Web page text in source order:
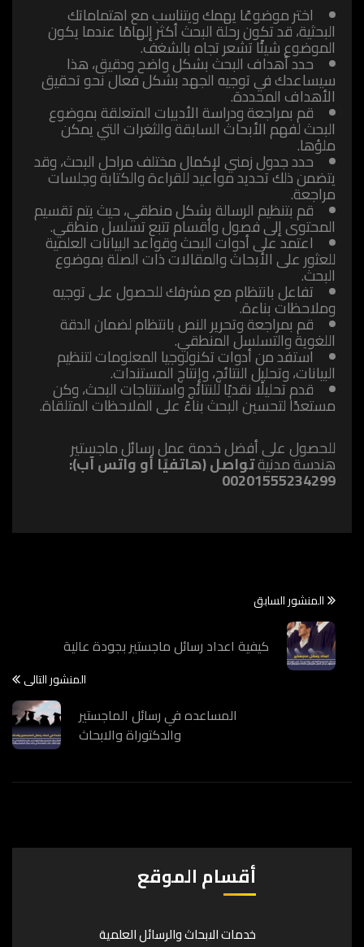
اختر موضوعًا يهمك ويتناسب مع اهتماماتك
البحثية، قد تكون رحلة البحث أكثر إلهامًا عندما يكون
الموضوع شيئًا تشعر تجاه بالشغف.
حدد أهداف البحث بشكل واضح ودقيق، هذا
سيساعدك في توجيه الجهد بشكل فعال نحو تحقيق
الأهداف المحددة.
قم بمراجعة ودراسة الأدبيات المتعلقة بموضوع
البحث لفهم الأبحاث السابقة والثغرات التي يمكن
ملؤها.
حدد جدول زمني لإكمال مختلف مراحل البحث، وقد
يتضمن ذلك تحديد مواعيد للقراءة والكتابة وجلسات
مراجعة.
قم بتنظيم الرسالة بشكل منطقي، حيث يتم تقسيم
المحتوى إلى فصول وأقسام تتبع تسلسل منطقي.
اعتمد على أدوات البحث وقواعد البيانات العلمية
للعثور على الأبحاث والمقالات ذات الصلة بموضوع
البحث.
تفاعل بانتظام مع مشرفك للحصول على توجيه
وملاحظات بناءة.
قم بمراجعة وتحرير النص بانتظام لضمان الدقة
اللغوية والتسلسل المنطقي.
استفد من أدوات تكنولوجيا المعلومات لتنظيم
البيانات، وتحليل النتائج، وإنتاج المستندات.
قدم تحليلًا نقديًا للنتائج واستنتاجات البحث، وكن
مستعدًا لتحسين البحث بناءً على الملاحظات المتلقاة.
للحصول على أفضل خدمة عمل رسائل ماجستير
هندسة مدنيةتواصل (هاتفيًا أو واتس آب):
00201555234299
المنشور السابق
كيفية اعداد رسائل ماجستير بجودة عالية
المنشور التالى
المساعده في رسائل الماجستير
والدكتوراة والابحاث
أقسام الموقع
خدمات الابحاث والرسائل العلمية